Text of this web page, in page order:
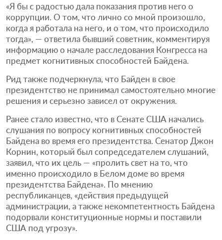
«Я бы с радостью дала показания против него о
коррупции. О том, что лично со мной произошло,
когда я работала на него, и о том, что происходило
тогда», — ответила бывший советник, комментируя
информацию о начале расследования Конгресса на
предмет когнитивных способностей Байдена.
Рид также подчеркнула, что Байден в свое
президентство не принимал самостоятельно многие
решения и серьезно зависел от окружения.
Ранее стало известно, что в Сенате США начались
слушания по вопросу когнитивных способностей
Байдена во время его президентства. Сенатор Джон
Корнин, который был сопредседателем слушаний,
заявил, что их цель — «пролить свет на то, что
именно происходило в Белом доме во время
президентства Байдена». По мнению
республиканцев, «действия предыдущей
администрации, а также некомпетентность Байдена
подорвали конституционные нормы и поставили
США под угрозу».